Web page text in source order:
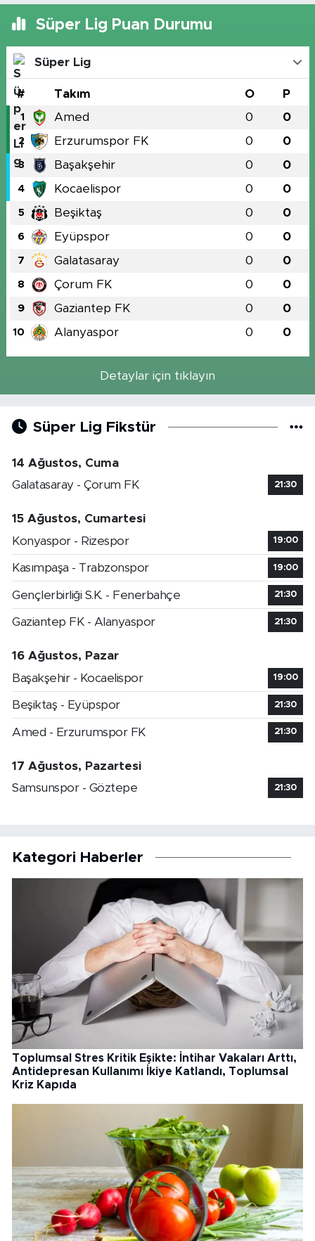
Süper Lig Puan Durumu
Süper Lig
# Takım O P
1 Amed 0 0
2 Erzurumspor FK 0 0
3 Başakşehir 0 0
4 Kocaelispor 0 0
5 Beşiktaş 0 0
6 Eyüpspor 0 0
7 Galatasaray 0 0
8 Çorum FK 0 0
9 Gaziantep FK 0 0
10 Alanyaspor 0 0
Detaylar için tıklayın
Süper Lig Fikstür
14 Ağustos, Cuma
Galatasaray - Çorum FK
21:30
15 Ağustos, Cumartesi
Konyaspor - Rizespor
19:00
Kasımpaşa - Trabzonspor 19:00
Gençlerbirliği S.K. - Fenerbahçe 21:30
Gaziantep FK - Alanyaspor 21:30
16 Ağustos, Pazar
Başakşehir - Kocaelispor
19:00
Beşiktaş - Eyüpspor 21:30
Amed - Erzurumspor FK 21:30
17 Ağustos, Pazartesi
Samsunspor - Göztepe
21:30
Kategori Haberler
Toplumsal Stres Kritik Eşikte: İntihar Vakaları Arttı,
Antidepresan Kullanımı İkiye Katlandı, Toplumsal
Kriz Kapıda